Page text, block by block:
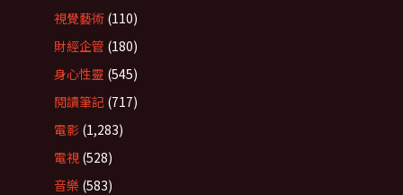
視覺藝術 (110)
財經企管 (180)
身心性靈 (545)
閱讀筆記 (717)
電影 (1,283)
電視 (528)
音樂 (583)